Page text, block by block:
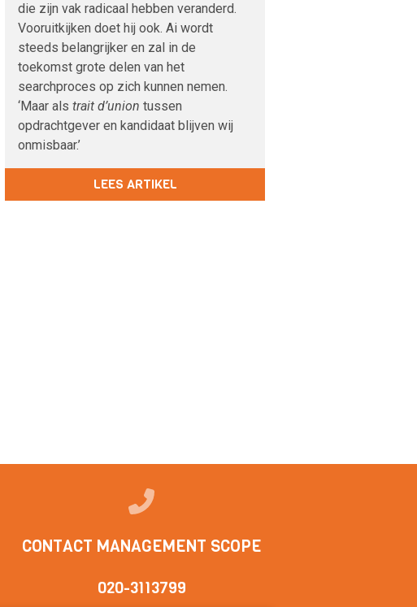
die zijn vak radicaal hebben veranderd.
Vooruitkijken doet hij ook. Ai wordt
steeds belangrijker en zal in de
toekomst grote delen van het
searchproces op zich kunnen nemen.
‘Maar als trait d’union tussen
opdrachtgever en kandidaat blijven wij
onmisbaar.’
LEES ARTIKEL
CONTACT MANAGEMENT SCOPE
020-3113799